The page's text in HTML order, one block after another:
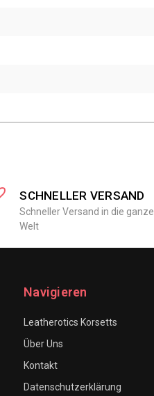
SCHNELLER VERSAND
Schneller Versand in die ganze
Welt
Navigieren
Leatherotics Korsetts
Über Uns
Kontakt
Datenschutzerklärung